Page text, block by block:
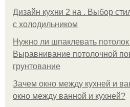
Дизайн кухни 2 на . Выбор
с холодильником
Нужно ли шпаклевать потолок
Выравнивание потолочной
грунтование
Зачем окно между кухней и
окно между ванной и кухней?